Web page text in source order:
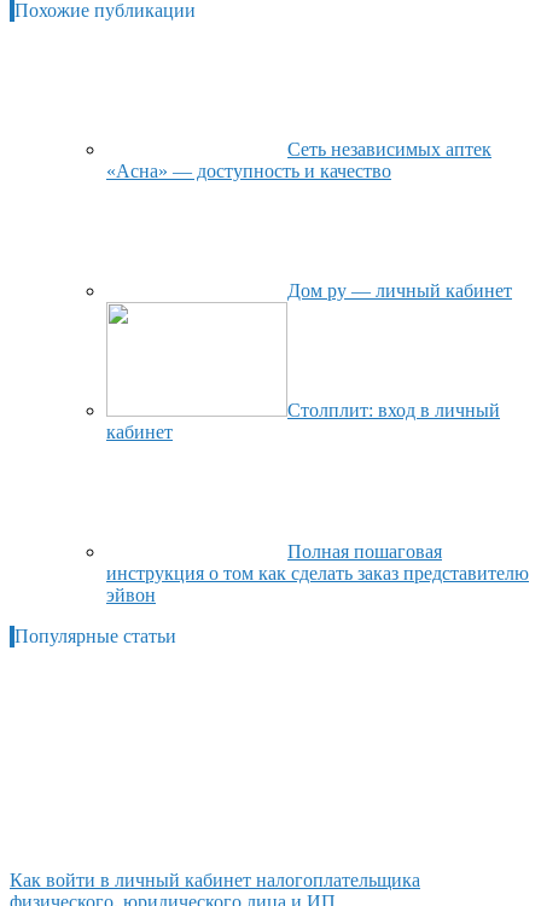
Похожие публикации
Сеть независимых аптек
«Асна» — доступность и качество
Дом ру — личный кабинет
Столплит: вход в личный
кабинет
Полная пошаговая
инструкция о том как сделать заказ представителю
эйвон
Популярные статьи
Как войти в личный кабинет налогоплательщика